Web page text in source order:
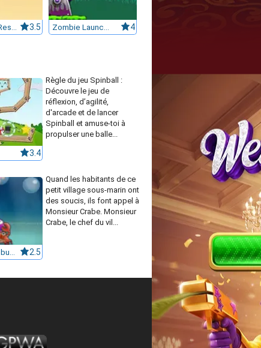
Magic Toy Rescue 3.5 Zombie Launcher 4
3.4
Règle du jeu Spinball :
Découvre le jeu de
réflexion, d’agilité,
d'arcade et de lancer
Spinball et amuse-toi à
propulser une balle...
2.5
Quand les habitants de ce
petit village sous-marin ont
des soucis, ils font appel à
Monsieur Crabe. Monsieur
Crabe, le chef du vil...